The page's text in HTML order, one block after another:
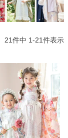
21件中 1-21件表示